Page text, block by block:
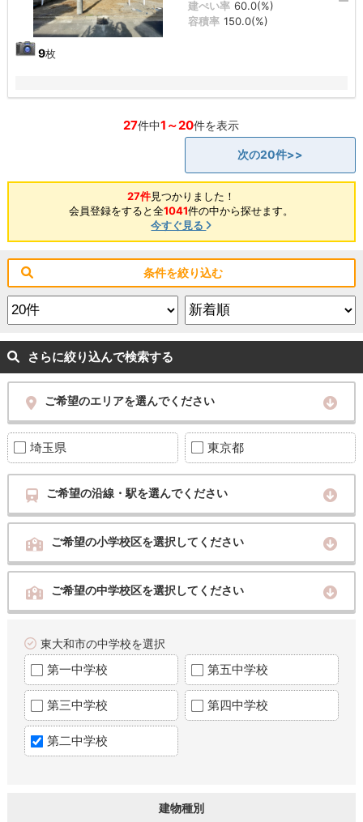
9枚
建ぺい率 60.0(%)
容積率 150.0(%)
27件中1～20件を表示
次の20件>>
27件見つかりました！
会員登録をすると全1041件の中から探せます。
今すぐ見る
条件を絞り込む
さらに絞り込んで検索する
ご希望のエリアを選んでください
埼玉県 東京都
ご希望の沿線・駅を選んでください
ご希望の小学校区を選択してください
ご希望の中学校区を選択してください
東大和市の中学校を選択
第一中学校 第五中学校
第三中学校 第四中学校
第二中学校
建物種別